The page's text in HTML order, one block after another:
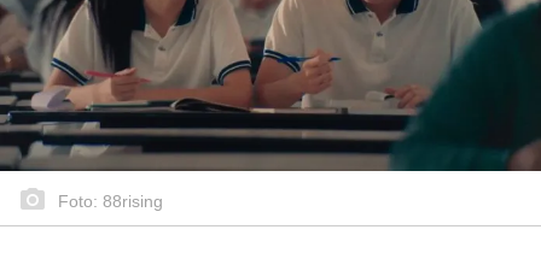
Foto: 88rising